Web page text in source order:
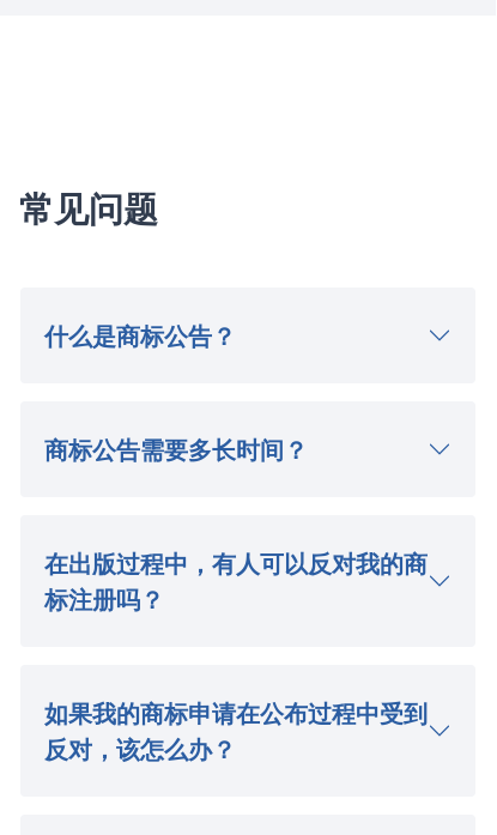
常见问题
什么是商标公告？
商标公告需要多长时间？
在出版过程中，有人可以反对我的商
标注册吗？
如果我的商标申请在公布过程中受到
反对，该怎么办？